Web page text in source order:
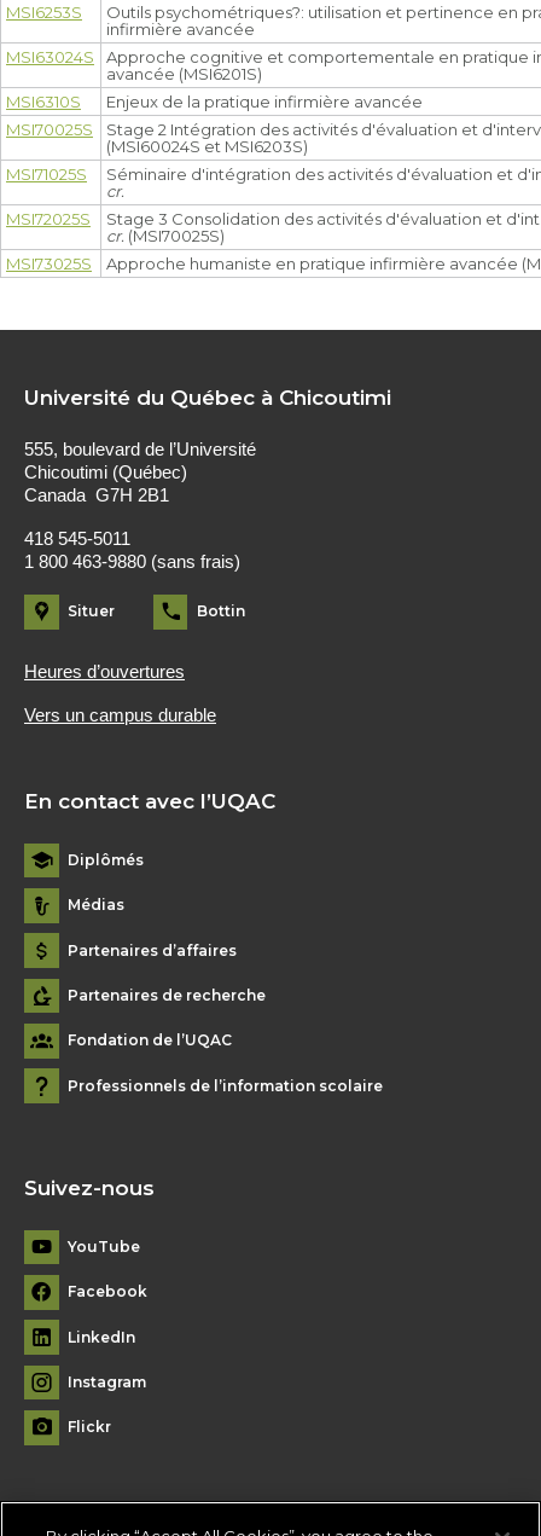
MSI6253S
Outils psychométriques?: utilisation et pertinence en
infirmière avancée
MSI63024S
Approche cognitive et comportementale en pratique
avancée (MSI6201S)
MSI6310S
Enjeux de la pratique infirmière avancée
MSI70025S
Stage 2 Intégration des activités d'évaluation et
(MSI60024S et MSI6203S)
MSI71025S
Séminaire d'intégration des activités d'évaluation et
cr.
MSI72025S
Stage 3 Consolidation des activités d'évaluation et
cr. (MSI70025S)
MSI73025S
Approche humaniste en pratique infirmière avancée
Université du Québec à Chicoutimi
555, boulevard de l’Université
Chicoutimi (Québec)
Canada G7H 2B1
418 545-5011
1 800 463-9880 (sans frais)
Situer Bottin
Heures d’ouvertures
Vers un campus durable
En contact avec l’UQAC
Diplômés
Médias
Partenaires d’affaires
Partenaires de recherche
Fondation de l’UQAC
Professionnels de l’information scolaire
Suivez-nous
YouTube
Facebook
LinkedIn
Instagram
Flickr